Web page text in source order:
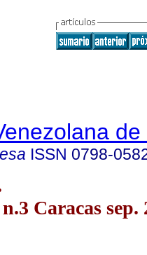
ISSN 0798-
Caracas sep.